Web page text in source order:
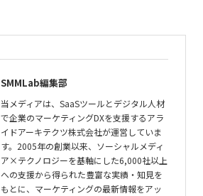
SMMLab編集部
当メディアは、SaaSツールとデジタル人材
で企業のマーケティングDXを支援するアラ
イドアーキテクツ株式会社が運営していま
す。2005年の創業以来、ソーシャルメディ
ア×テクノロジーを基軸にした6,000社以上
への支援から得られた豊富な実績・知見を
もとに、マーケティングの最新情報をアッ